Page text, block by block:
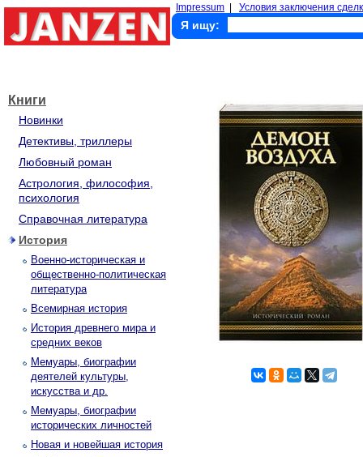
Impressum Условия заключения
Я ищу:
Книги
Новинки
Детективы, триллеры
Любовный роман
Астрология, философия,
психология
Справочная литература
История
Военно-историческая и
общественно-политическая
литература
Всемирная история
История древнего мира и
средних веков
Мемуары, биографии
деятелей культуры,
искусства и др.
Мемуары, биографии
исторических личностей
Новая и новейшая история